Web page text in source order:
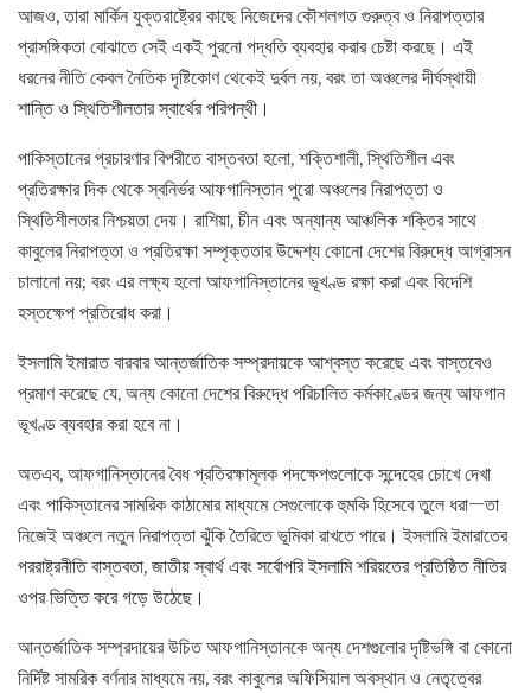
আজও, তারা মার্কিন যুক্তরাষ্ট্রের কাছে নিজেদের কৌশলগত গুরুত্ব ও নিরাপত্তার
প্রাসঙ্গিকতা বোঝাতে সেই একই পুরনো পদ্ধতি ব্যবহার করার চেষ্টা করছে। এই
ধরনের নীতি কেবল নৈতিক দৃষ্টিকোণ থেকেই দুর্বল নয়, বরং তা অঞ্চলের দীর্ঘস্থায়ী
শান্তি ও স্থিতিশীলতার স্বার্থের পরিপন্থী।
পাকিস্তানের প্রচারণার বিপরীতে বাস্তবতা হলো, শক্তিশালী, স্থিতিশীল এবং
প্রতিরক্ষার দিক থেকে স্বনির্ভর আফগানিস্তান পুরো অঞ্চলের নিরাপত্তা ও
স্থিতিশীলতার নিশ্চয়তা দেয়। রাশিয়া, চীন এবং অন্যান্য আঞ্চলিক শক্তির সাথে
কাবুলের নিরাপত্তা ও প্রতিরক্ষা সম্পৃক্ততার উদ্দেশ্য কোনো দেশের বিরুদ্ধে আগ্রাসন
চালানো নয়; বরং এর লক্ষ্য হলো আফগানিস্তানের ভূখণ্ড রক্ষা করা এবং বিদেশি
হস্তক্ষেপ প্রতিরোধ করা।
ইসলামি ইমারাত বারবার আন্তর্জাতিক সম্প্রদায়কে আশ্বস্ত করেছে এবং বাস্তবেও
প্রমাণ করেছে যে, অন্য কোনো দেশের বিরুদ্ধে পরিচালিত কর্মকাণ্ডের জন্য আফগান
ভূখণ্ড ব্যবহার করা হবে না।
অতএব, আফগানিস্তানের বৈধ প্রতিরক্ষামূলক পদক্ষেপগুলোকে সন্দেহের চোখে দেখা
এবং পাকিস্তানের সামরিক কাঠামোর মাধ্যমে সেগুলোকে হুমকি হিসেবে তুলে ধরা—তা
নিজেই অঞ্চলে নতুন নিরাপত্তা ঝুঁকি তৈরিতে ভূমিকা রাখতে পারে। ইসলামি ইমারাতের
পররাষ্ট্রনীতি বাস্তবতা, জাতীয় স্বার্থ এবং সর্বোপরি ইসলামি শরিয়তের প্রতিষ্ঠিত নীতির
ওপর ভিত্তি করে গড়ে উঠেছে।
আন্তর্জাতিক সম্প্রদায়ের উচিত আফগানিস্তানকে অন্য দেশগুলোর দৃষ্টিভঙ্গি বা কোনো
নির্দিষ্ট সামরিক বর্ণনার মাধ্যমে নয়, বরং কাবুলের অফিসিয়াল অবস্থান ও নেতৃত্বের